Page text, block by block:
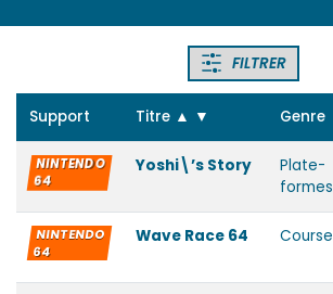
FILTRER
Support Titre ▲ ▼ Genre
NINTENDO
64
Yoshi\’s Story
Plate-
formes
NINTENDO
64
Wave Race 64 Course